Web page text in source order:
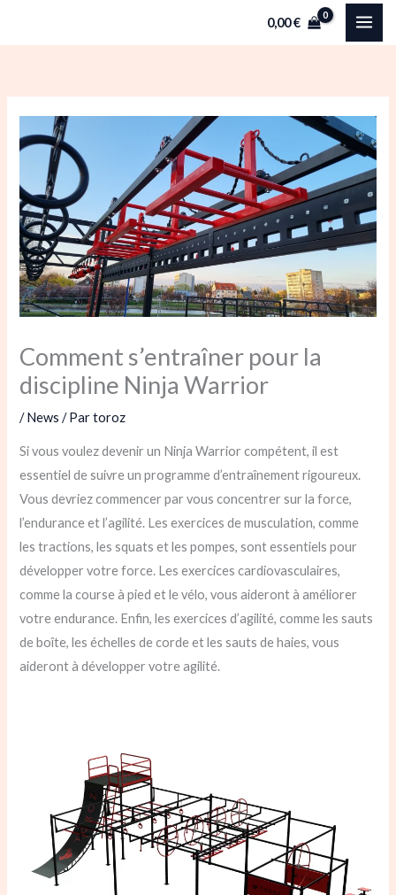
0,00€
Comment s’entraîner pour la
discipline Ninja Warrior
/News / Partoroz
Si vous voulez devenir un Ninja Warrior compétent, il est
essentiel de suivre un programme d’entraînement rigoureux.
Vous devriez commencer par vous concentrer sur la force,
l’endurance et l’agilité. Les exercices de musculation, comme
les tractions, les squats et les pompes, sont essentiels pour
développer votre force. Les exercices cardiovasculaires,
comme la course à pied et le vélo, vous aideront à améliorer
votre endurance. Enfin, les exercices d’agilité, comme les sauts
de boîte, les échelles de corde et les sauts de haies, vous
aideront à développer votre agilité.